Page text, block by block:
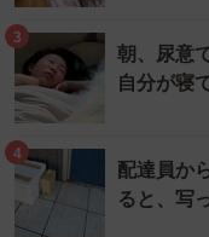
3
朝、尿意
自分が寝
4
配達員か
ると、写